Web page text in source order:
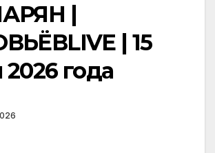
|
| 15
года